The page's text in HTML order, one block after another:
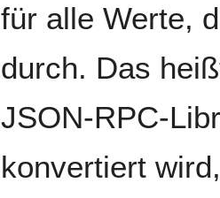
für alle Werte,
durch. Das
JSON-RPC-
konvertiert